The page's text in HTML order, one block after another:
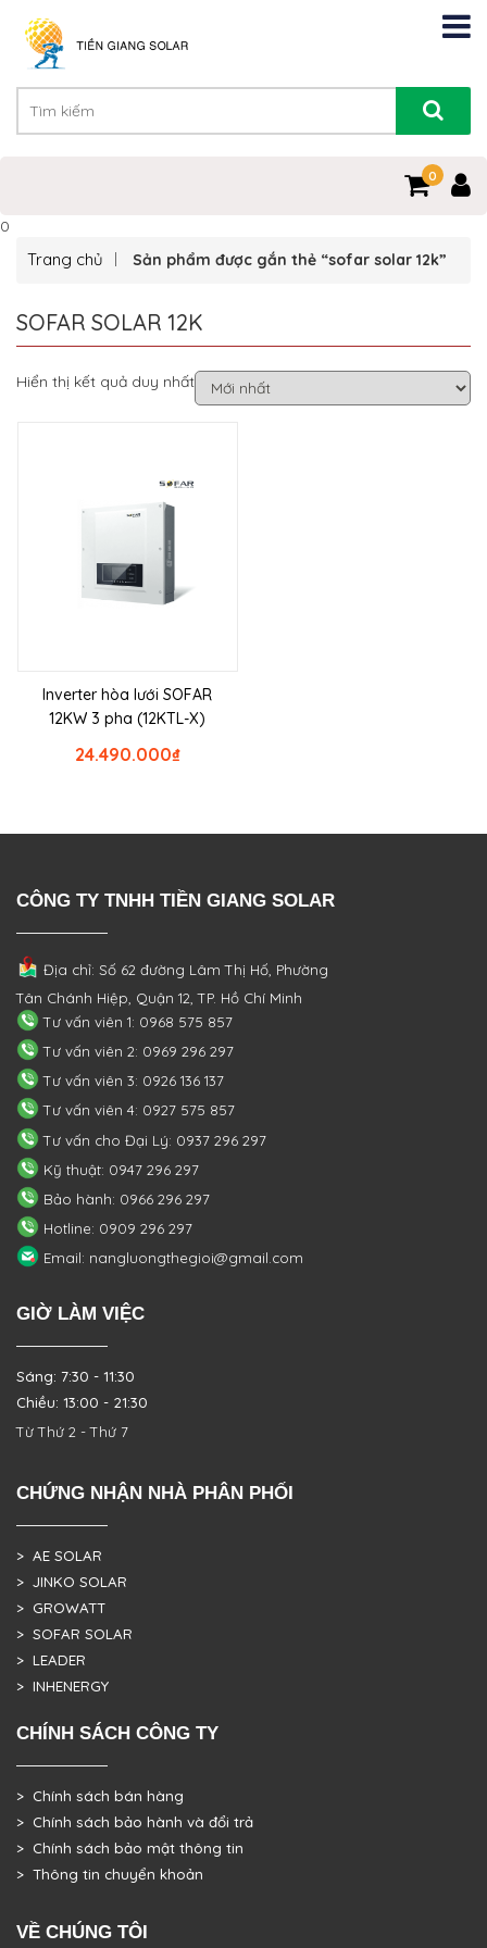
0
0
Trang chủ Sản phẩm được gắn thẻ “sofar solar 12k”
SOFAR SOLAR 12K
Hiển thị kết quả duy nhất
Inverter hòa lưới SOFAR
12KW 3 pha (12KTL-X)
₫
24.490.000
CÔNG TY TNHH TIỀN GIANG SOLAR
Địa chỉ: Số 62 đường Lâm Thị Hố, Phường
Tân Chánh Hiệp, Quận 12, TP. Hồ Chí Minh
Tư vấn viên 1: 0968 575 857
Tư vấn viên 2: 0969 296 297
Tư vấn viên 3: 0926 136 137
Tư vấn viên 4: 0927 575 857
Tư vấn cho Đại Lý: 0937 296 297
Kỹ thuật: 0947 296 297
Bảo hành: 0966 296 297
Hotline: 0909 296 297
Email: nangluongthegioi@gmail.com
GIỜ LÀM VIỆC
Sáng: 7:30 - 11:30
Chiều: 13:00 - 21:30
Từ Thứ 2 - Thứ 7
CHỨNG NHẬN NHÀ PHÂN PHỐI
> AE SOLAR
> JINKO SOLAR
> GROWATT
> SOFAR SOLAR
> LEADER
> INHENERGY
CHÍNH SÁCH CÔNG TY
> Chính sách bán hàng
> Chính sách bảo hành và đổi trả
> Chính sách bảo mật thông tin
> Thông tin chuyển khoản
VỀ CHÚNG TÔI